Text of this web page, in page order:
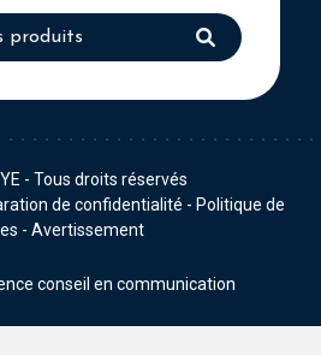
- Tous droits réservés
de confidentialité - Politique de
- Avertissement
conseil en communication